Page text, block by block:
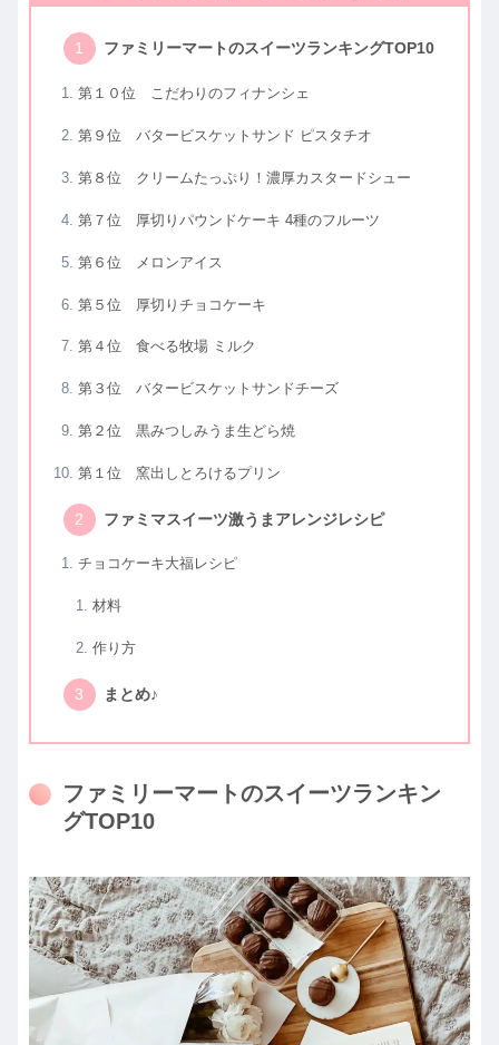
ファミリーマートのスイーツランキングTOP10
第１０位 こだわりのフィナンシェ
第９位 バタービスケットサンド ピスタチオ
第８位 クリームたっぷり！濃厚カスタードシュー
第７位 厚切りパウンドケーキ 4種のフルーツ
第６位 メロンアイス
第５位 厚切りチョコケーキ
第４位 食べる牧場 ミルク
第３位 バタービスケットサンドチーズ
第２位 黒みつしみうま生どら焼
第１位 窯出しとろけるプリン
ファミマスイーツ激うまアレンジレシピ
チョコケーキ大福レシピ
材料
作り方
まとめ♪
ファミリーマートのスイーツランキン
グTOP10